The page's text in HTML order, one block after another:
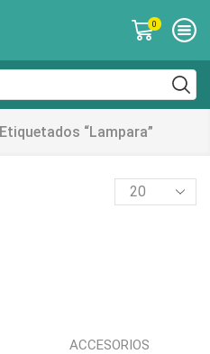
0
“lampara”
ACCESORIOS